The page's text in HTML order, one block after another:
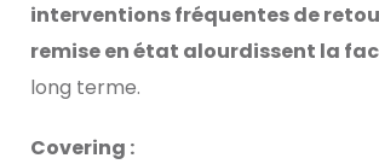
interventions fréquentes de
remise en état alourdissent la
long terme.
Covering :